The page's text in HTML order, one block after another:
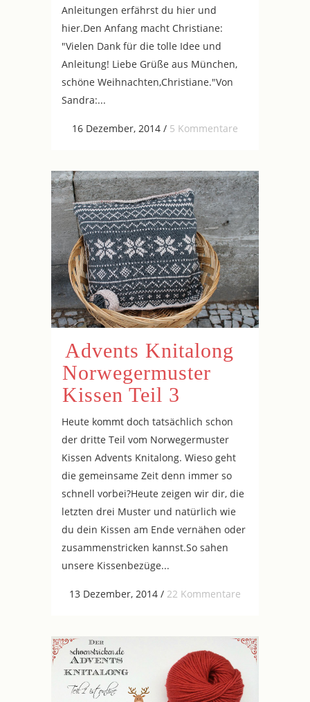
Anleitungen erfährst du hier und
hier.Den Anfang macht Christiane:
"Vielen Dank für die tolle Idee und
Anleitung! Liebe Grüße aus München,
schöne Weihnachten,Christiane."Von
Sandra:...
16 Dezember, 2014 / 5 Kommentare
Advents Knitalong
Norwegermuster
Kissen Teil 3
Heute kommt doch tatsächlich schon
der dritte Teil vom Norwegermuster
Kissen Advents Knitalong. Wieso geht
die gemeinsame Zeit denn immer so
schnell vorbei?Heute zeigen wir dir, die
letzten drei Muster und natürlich wie
du dein Kissen am Ende vernähen oder
zusammenstricken kannst.So sahen
unsere Kissenbezüge...
13 Dezember, 2014 / 22 Kommentare